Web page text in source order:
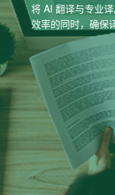
将 AI 翻译与专业
效率的同时，确保